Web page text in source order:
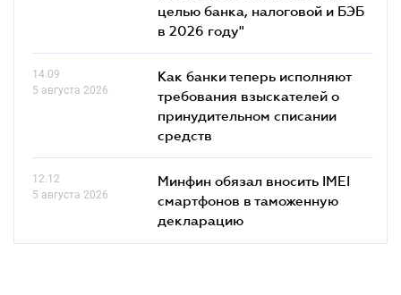
целью банка, налоговой и БЭБ
в 2026 году"
14.09
5 августа 2026
Как банки теперь исполняют
требования взыскателей о
принудительном списании
средств
12.12
5 августа 2026
Минфин обязал вносить IMEI
смартфонов в таможенную
декларацию